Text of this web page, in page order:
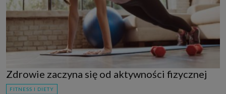
Zdrowie zaczyna się od aktywności fizycznej
FITNESS I DIETY